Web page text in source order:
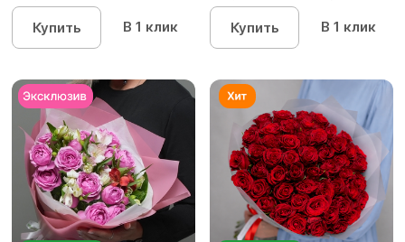
Купить В 1 клик Купить В 1 клик